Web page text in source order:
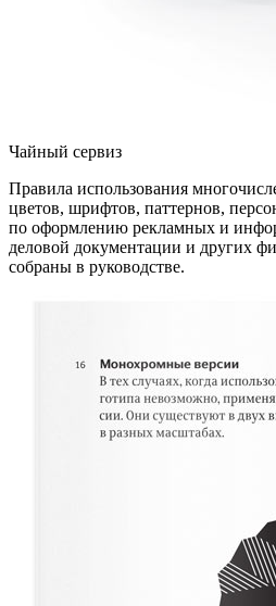
Чайный сервиз
Правила использования
цветов, шрифтов, паттернов,
по оформлению рекламных и
деловой документации и других
собраны в руководстве.